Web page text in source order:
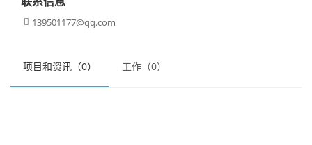
项目和资讯（0） 工作（0）
 139501177@qq.com